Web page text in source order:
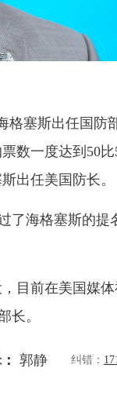
塞斯出任国防
数一度达到50
出任美国防长。
海格塞斯的提
目前在美国媒体
长。
郭静 纠错：